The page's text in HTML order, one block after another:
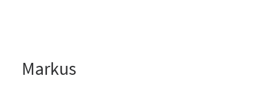
Markus